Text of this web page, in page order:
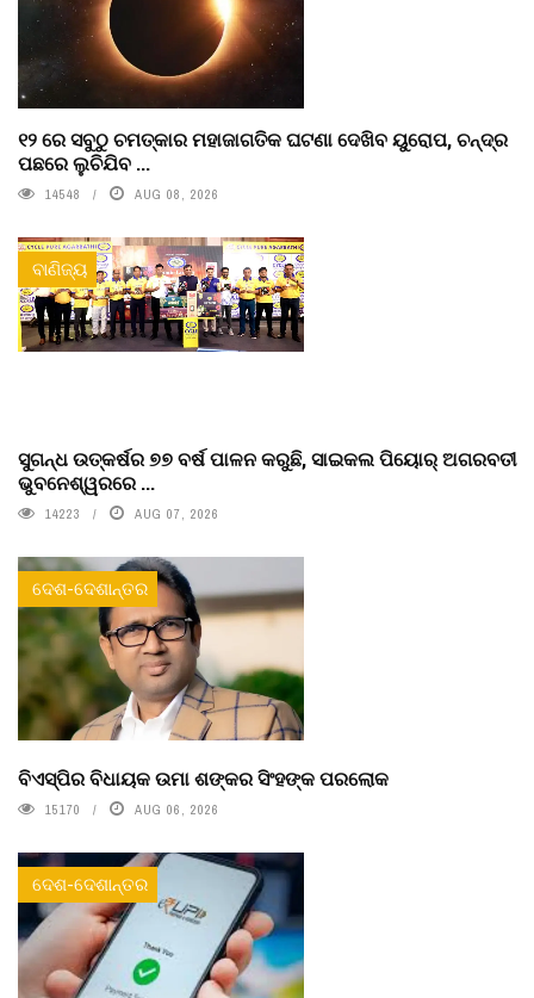
୧୨ ରେ ସବୁଠୁ ଚମତ୍କାର ମହାଜାଗତିକ ଘଟଣା ଦେଖିବ ୟୁରୋପ, ଚନ୍ଦ୍ର
ପଛରେ ଲୁଚିଯିବ ...
14548 AUG 08, 2026
ବାଣିଜ୍ୟ
ସୁଗନ୍ଧ ଉତ୍କର୍ଷର ୭୭ ବର୍ଷ ପାଳନ କରୁଛି, ସାଇକଲ ପିୟୋର୍‌ ଅଗରବତୀ
ଭୁବନେଶ୍ୱରରେ ...
14223 AUG 07, 2026
ଦେଶ-ଦେଶାନ୍ତର
ବିଏସ୍‌ପିର ବିଧାୟକ ଉମା ଶଙ୍କର ସିଂହଙ୍କ ପରଲୋକ
15170 AUG 06, 2026
ଦେଶ-ଦେଶାନ୍ତର